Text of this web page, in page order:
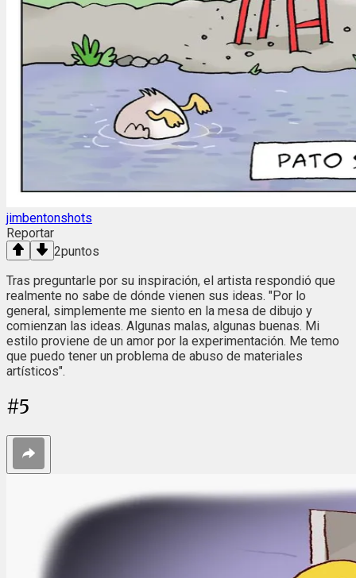
jimbentonshots
Reportar
2puntos
Tras preguntarle por su inspiración, el artista respondió que
realmente no sabe de dónde vienen sus ideas. "Por lo
general, simplemente me siento en la mesa de dibujo y
comienzan las ideas. Algunas malas, algunas buenas. Mi
estilo proviene de un amor por la experimentación. Me temo
que puedo tener un problema de abuso de materiales
artísticos".
#5